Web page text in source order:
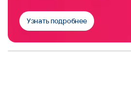
Узнать подробнее